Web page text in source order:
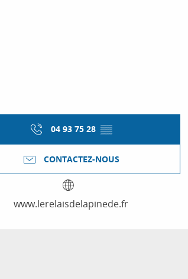
04 93 75 28 ▒▒
CONTACTEZ-NOUS
www.lerelaisdelapinede.fr